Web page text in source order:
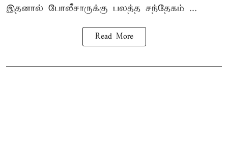
இதனால் போலீசாருக்கு பலத்த சந்தேகம் ...
Read More